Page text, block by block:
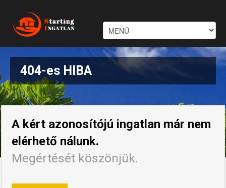
404-es HIBA
A kért azonosítójú ingatlan már nem
elérhető nálunk.
Megértését köszönjük.